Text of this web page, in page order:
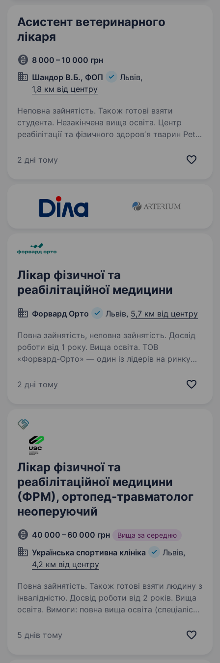
Асистент ветеринарного
лікаря
8 000 – 10 000 грн
Шандор В.Б., ФОП
Львів,
1,8 км від центру
Неповна зайнятість. Також готові взяти
студента. Незакінчена вища освіта. Центр
реабілітації та фізичного здоровʼя тварин Pet
реабілітації, відновленні після травм і
2 дні тому
Лікар фізичної та
реабілітаційної медицини
Форвард Орто Львів, 5,7 км від центру
Повна зайнятість, неповна зайнятість. Досвід
роботи від 1 року. Вища освіта. ТОВ
«Форвард-Орто» — один із лідерів на ринку
Ми здійснюємо виготовлення та забезпечення
2 дні тому
Лікар фізичної та
реабілітаційної медицини
(ФРМ), ортопед-травматолог
неоперуючий
40 000 – 60 000 грн Вища за середню
Українська спортивна клініка
Львів,
4,2 км від центру
Повна зайнятість. Також готові взяти людину з
інвалідністю. Досвід роботи від 2 років. Вища
освіта. Вимоги: повна вища освіта (спеціаліст,
спеціальності «Медицина», «Лікувальна
5 днів тому